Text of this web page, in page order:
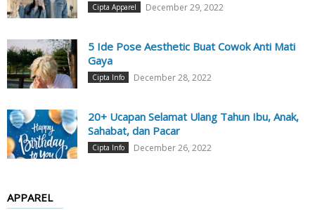
Cipta Apparel December 29, 2022
5 Ide Pose Aesthetic Buat Cowok Anti Mati
Gaya
Cipta Info December 28, 2022
20+ Ucapan Selamat Ulang Tahun Ibu, Anak,
Sahabat, dan Pacar
Cipta Info December 26, 2022
APPAREL